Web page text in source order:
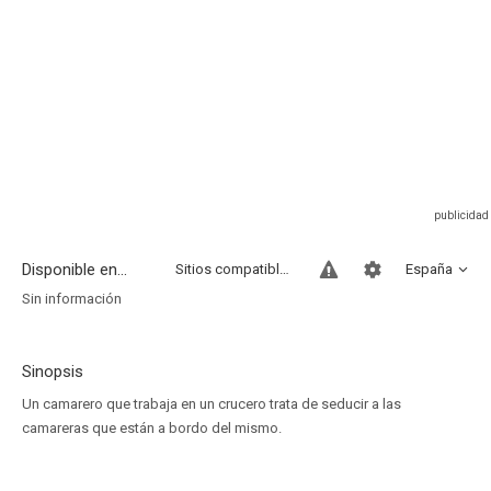
Disponible en... España
Sitios compatibles
Sin información
Sinopsis
Un camarero que trabaja en un crucero trata de seducir a las
camareras que están a bordo del mismo.